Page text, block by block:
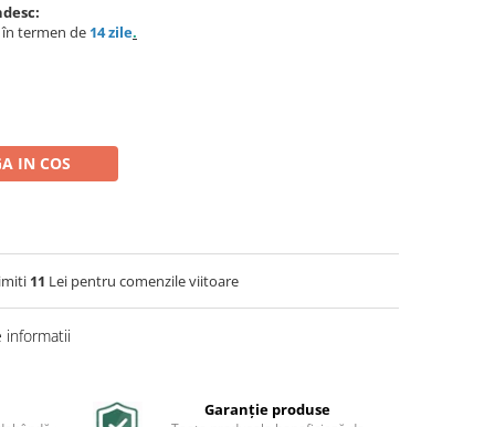
termen de 14 zile.
IN COS
11 Lei pentru comenzile viitoare
informatii
Garanție produse